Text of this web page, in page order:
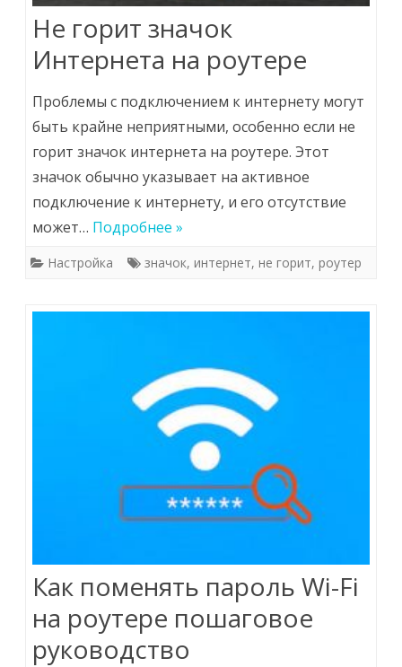
Не горит значок
Интернета на роутере
Проблемы с подключением к интернету могут
быть крайне неприятными, особенно если не
горит значок интернета на роутере. Этот
значок обычно указывает на активное
подключение к интернету, и его отсутствие
может… Подробнее »
Настройка значок, интернет, не горит, роутер
Как поменять пароль Wi-Fi
на роутере пошаговое
руководство